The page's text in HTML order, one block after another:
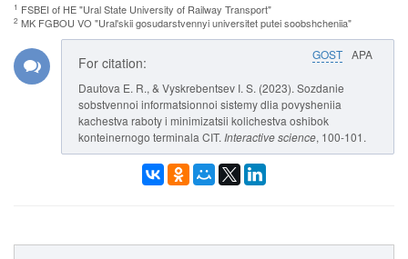
1 FSBEI of HE "Ural State University of Railway Transport"
2 MK FGBOU VO "Ural'skii gosudarstvennyi universitet putei soobshcheniia"
GOST APA
For citation:
Dautova E. R., & Vyskrebentsev I. S. (2023). Sozdanie
sobstvennoi informatsionnoi sistemy dlia povysheniia
kachestva raboty i minimizatsii kolichestva oshibok
konteinernogo terminala CIT. Interactive science, 100-101.